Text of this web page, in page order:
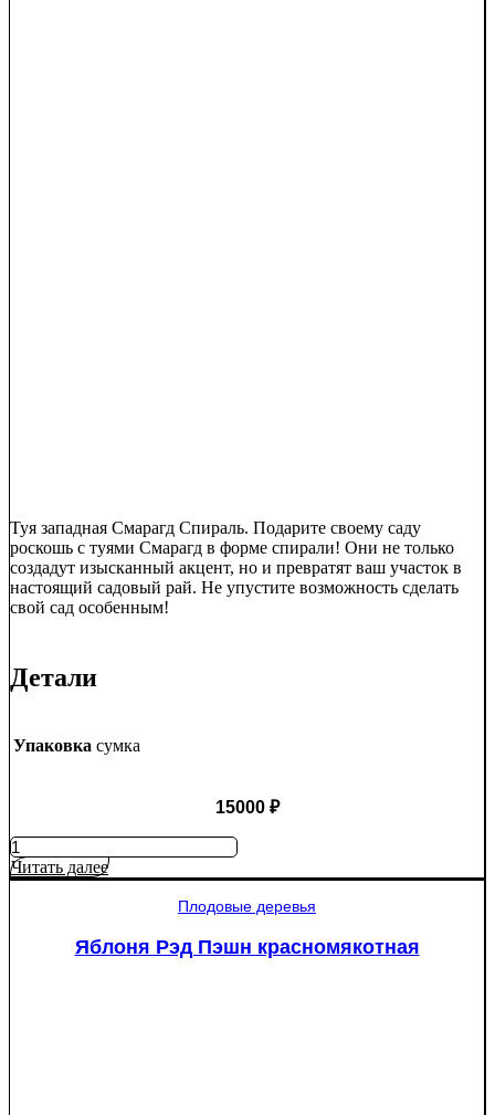
Туя западная Смарагд Спираль. Подарите своему саду
роскошь с туями Смарагд в форме спирали! Они не только
создадут изысканный акцент, но и превратят ваш участок в
настоящий садовый рай. Не упустите возможность сделать
свой сад особенным!
Детали
Упаковка сумка
15000 ₽
Количество
товара
Туя
Читать далее
Плодовые деревья
Яблоня Рэд Пэшн красномякотная